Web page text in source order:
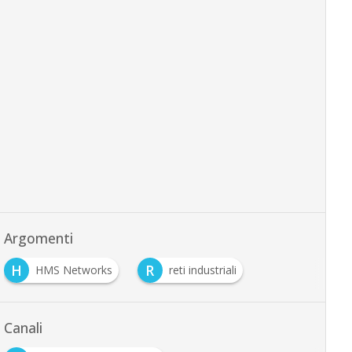
Argomenti
H
HMS Networks R reti industriali
Canali